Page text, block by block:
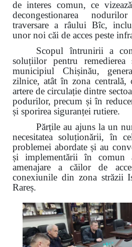
de interes comun, ce
decongestionarea
traversare a râului Bîc,
unor noi căi de acces peste
Scopul întrunirii a
soluțiilor pentru
municipiul Chișinău,
zilnice, atât în zona centrală,
artere de circulație dintre
podurilor, precum și în
și sporirea siguranței rutiere.
Părțile au ajuns la un
necesitatea soluționării, în
problemei abordate și au
și implementării în comun
amenajare a căilor de
conexiunile din zona străzii
Rareș.